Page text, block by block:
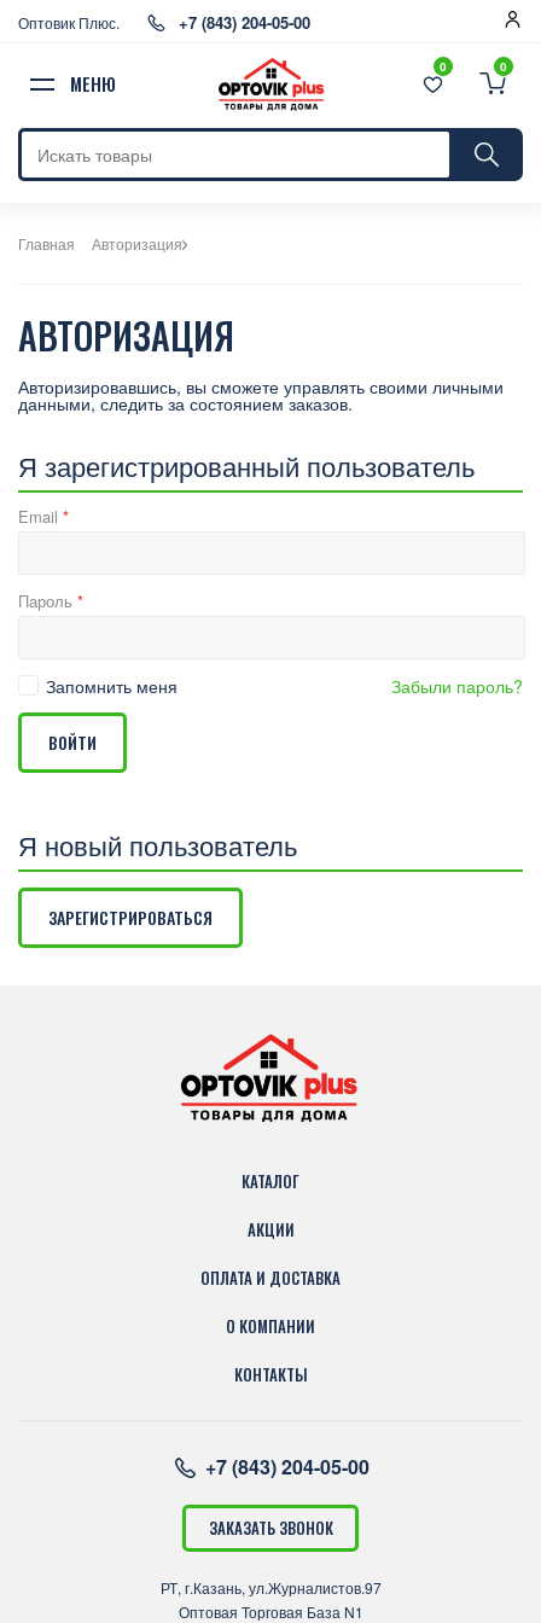
Оптовик Плюс. +7 (843) 204-05-00
МЕНЮ
0 0
Главная Авторизация
АВТОРИЗАЦИЯ
Авторизировавшись, вы сможете управлять своими личными
данными, следить за состоянием заказов.
Я зарегистрированный пользователь
Email *
Пароль *
Запомнить меня Забыли пароль?
ВОЙТИ
Я новый пользователь
ЗАРЕГИСТРИРОВАТЬСЯ
КАТАЛОГ
АКЦИИ
ОПЛАТА И ДОСТАВКА
О КОМПАНИИ
КОНТАКТЫ
+7 (843) 204-05-00
ЗАКАЗАТЬ ЗВОНОК
РТ, г.Казань, ул.Журналистов.97
Оптовая Торговая База N1